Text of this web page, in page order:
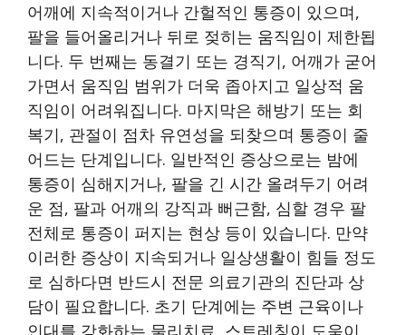
어깨에 지속적이거나 간헐적인 통증이 있으며,
팔을 들어올리거나 뒤로 젖히는 움직임이 제한됩
니다. 두 번째는 동결기 또는 경직기, 어깨가 굳어
가면서 움직임 범위가 더욱 좁아지고 일상적 움
직임이 어려워집니다. 마지막은 해방기 또는 회
복기, 관절이 점차 유연성을 되찾으며 통증이 줄
어드는 단계입니다. 일반적인 증상으로는 밤에
통증이 심해지거나, 팔을 긴 시간 올려두기 어려
운 점, 팔과 어깨의 강직과 뻐근함, 심할 경우 팔
전체로 통증이 퍼지는 현상 등이 있습니다. 만약
이러한 증상이 지속되거나 일상생활이 힘들 정도
로 심하다면 반드시 전문 의료기관의 진단과 상
담이 필요합니다. 초기 단계에는 주변 근육이나